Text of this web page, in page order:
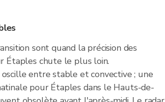
sont quand la précision des
Étaples chute le plus loin.
entre stable et convective ; une
pour Étaples dans le Hauts-de-